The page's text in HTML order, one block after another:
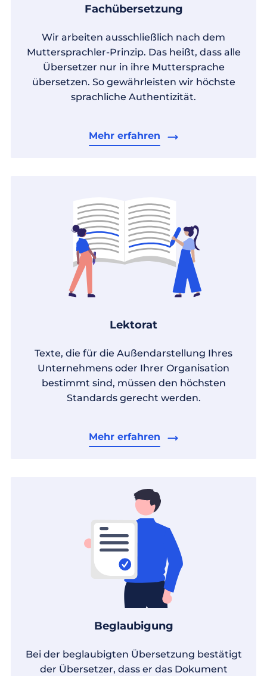
Fachübersetzung
Wir arbeiten ausschließlich nach dem
Muttersprachler-Prinzip. Das heißt, dass alle
Übersetzer nur in ihre Muttersprache
übersetzen. So gewährleisten wir höchste
sprachliche Authentizität.
Mehr erfahren
Lektorat
Texte, die für die Außendarstellung Ihres
Unternehmens oder Ihrer Organisation
bestimmt sind, müssen den höchsten
Standards gerecht werden.
Mehr erfahren
Beglaubigung
Bei der beglaubigten Übersetzung bestätigt
der Übersetzer, dass er das Dokument